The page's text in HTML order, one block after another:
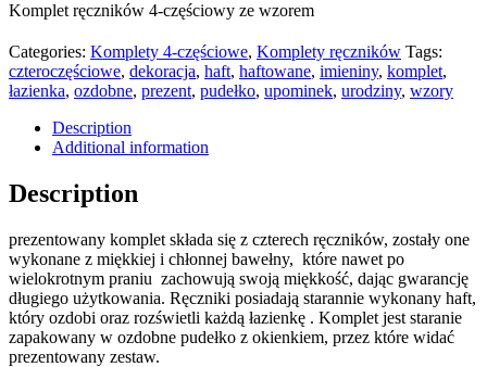
Komplet ręczników 4-częściowy ze wzorem
Categories: Komplety 4-częściowe, Komplety ręczników Tags:
czteroczęściowe, dekoracja, haft, haftowane, imieniny, komplet,
łazienka, ozdobne, prezent, pudełko, upominek, urodziny, wzory
Description
Additional information
Description
prezentowany komplet składa się z czterech ręczników, zostały one
wykonane z miękkiej i chłonnej bawełny, które nawet po
wielokrotnym praniu zachowują swoją miękkość, dając gwarancję
długiego użytkowania. Ręczniki posiadają starannie wykonany haft,
który ozdobi oraz rozświetli każdą łazienkę . Komplet jest staranie
zapakowany w ozdobne pudełko z okienkiem, przez które widać
prezentowany zestaw.